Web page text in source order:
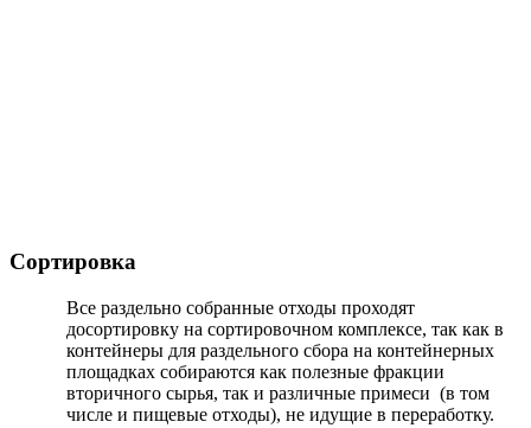
Сортировка
Все раздельно собранные отходы проходят
досортировку на сортировочном комплексе, так как в
контейнеры для раздельного сбора на контейнерных
площадках собираются как полезные фракции
вторичного сырья, так и различные примеси (в том
числе и пищевые отходы), не идущие в переработку.